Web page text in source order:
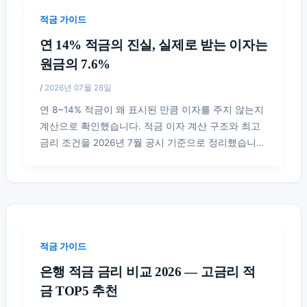
적금 가이드
연 14% 적금의 진실, 실제로 받는 이자는
원금의 7.6%
/ 2026년 07월 28일
연 8~14% 적금이 왜 표시된 만큼 이자를 주지 않는지
계산으로 확인했습니다. 적금 이자 계산 구조와 최고
금리 조건을 2026년 7월 공시 기준으로 정리했습니
적금 가이드
은행 적금 금리 비교 2026 — 고금리 적
금 TOP5 추천